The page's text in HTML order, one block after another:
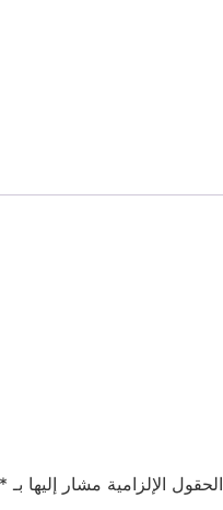
الحقول الإلزامية مشار إليها بـ *